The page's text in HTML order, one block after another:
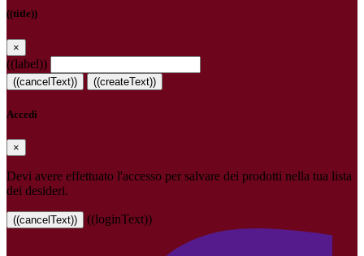
((title))
×
((label))
((cancelText)) ((createText))
Accedi
×
Devi avere effettuato l'accesso per salvare dei prodotti nella tua lista
dei desideri.
((cancelText)) ((loginText))